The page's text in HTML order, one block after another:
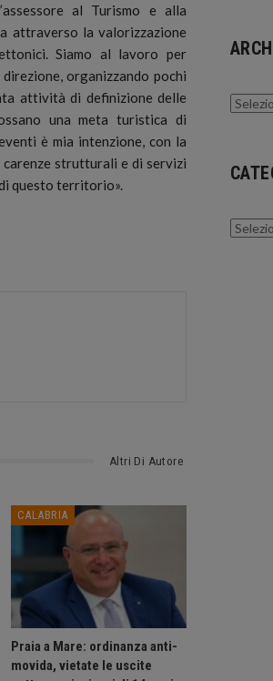
al Turismo e alla
attraverso la valorizzazione
Siamo al lavoro per
organizzando pochi
attività di definizione delle
una meta turistica di
è mia intenzione, con la
strutturali e di servizi
questo territorio».
Altri Di Autore
CALABRIA
Praia a Mare: ordinanza anti-
movida, vietate le uscite
Archivi